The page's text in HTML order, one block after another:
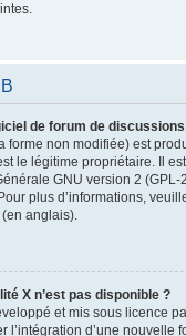
de forum de
forme non modifiée) est
le légitime propriétaire. Il
GNU version 2 (GPL-
plus d’informations,
(en anglais).
X n’est pas disponible ?
et mis sous licence
l’intégration d’une nouvelle